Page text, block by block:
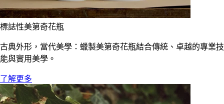
標誌性美第奇花瓶
古典外形，當代美學：蠟製美第奇花瓶結合傳統、卓越的專業技
能與實用美學。
了解更多